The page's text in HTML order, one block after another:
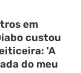
em
custou
'A
do meu